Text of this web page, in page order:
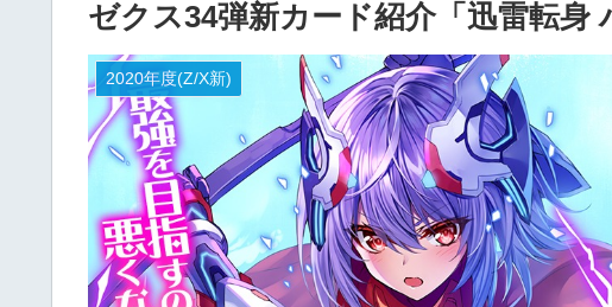
ゼクス34弾新カード紹介「迅雷転身
2020年度(Z/X新)